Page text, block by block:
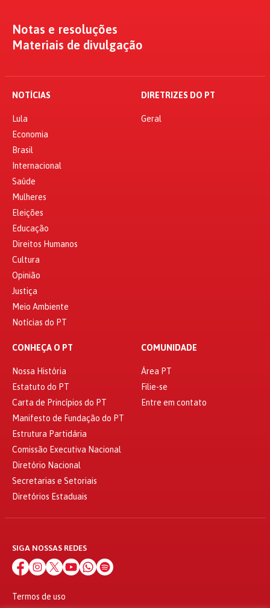
Notas e resoluções
Materiais de divulgação
NOTÍCIAS
Lula
Economia
Brasil
Internacional
Saúde
Mulheres
Eleições
Educação
Direitos Humanos
Cultura
Opinião
Justiça
Meio Ambiente
Notícias do PT
DIRETRIZES DO PT
Geral
CONHEÇA O PT
Nossa História
Estatuto do PT
Carta de Princípios do PT
Manifesto de Fundação do PT
Estrutura Partidária
Comissão Executiva Nacional
Diretório Nacional
Secretarias e Setoriais
Diretórios Estaduais
COMUNIDADE
Área PT
Filie-se
Entre em contato
SIGA NOSSAS REDES
Termos de uso